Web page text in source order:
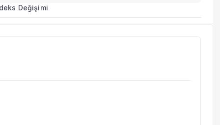
metrikleri listelenir.
benzer fonları inceleyebilirsiniz.
Değişimi